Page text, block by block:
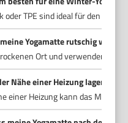
TPE sind ideal für den
Yogamatte rutschig wird?
Ort und verwenden Sie
Nähe einer Heizung lagern?
einer Heizung kann das